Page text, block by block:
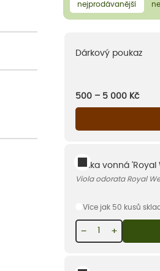
nejprodávanější
Dárkový poukaz
500 – 5 000 Kč
Violka vonná 'Royal
Viola odorata Royal
Více jak 50 kusů
+
−